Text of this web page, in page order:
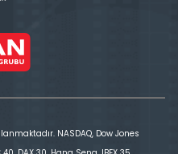
NASDAQ, Dow Jones